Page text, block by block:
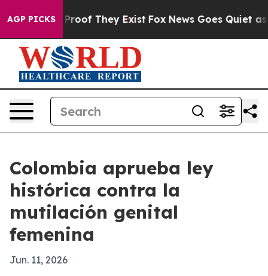
AGP PICKS
no Proof They Exist Fox News Goes Quiet as
Colombia aprueba ley
histórica contra la
mutilación genital
femenina
Jun. 11, 2026